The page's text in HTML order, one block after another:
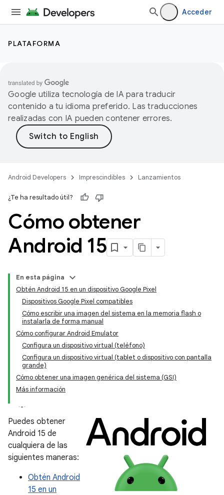
Acceder
PLATAFORMA
Google utiliza tecnología de IA para traducir
contenido a tu idioma preferido. Las traducciones
realizadas con IA pueden contener errores.
Android Developers Imprescindibles Lanzamientos
¿Te ha resultado útil?
Cómo obtener
Android 15
En esta página
Obtén Android 15 en un dispositivo Google Pixel
Dispositivos Google Pixel compatibles
Cómo escribir una imagen del sistema en la memoria flash o
instalarla de forma manual
Cómo configurar Android Emulator
Configura un dispositivo virtual (teléfono)
Configura un dispositivo virtual (tablet o dispositivo con pantalla
grande)
Cómo obtener una imagen genérica del sistema (GSI)
Más información
Puedes obtener
Android 15 de
cualquiera de las
siguientes maneras:
Obtén Android
15 en un